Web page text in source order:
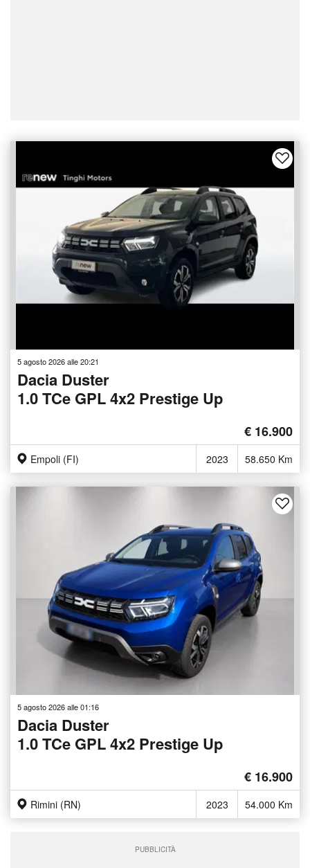
5 agosto 2026 alle 20:21
Dacia Duster
1.0 TCe GPL 4x2 Prestige Up
€ 16.900
Empoli (FI) 2023 58.650 Km
5 agosto 2026 alle 01:16
Dacia Duster
1.0 TCe GPL 4x2 Prestige Up
€ 16.900
Rimini (RN) 2023 54.000 Km
PUBBLICITÀ